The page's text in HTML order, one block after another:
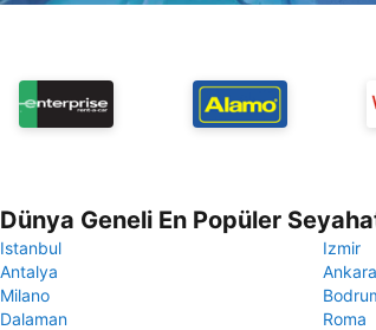
Dünya Geneli En Popüler
Istanbul
Izmir
Antalya
Ankara
Milano
Dalaman
Roma